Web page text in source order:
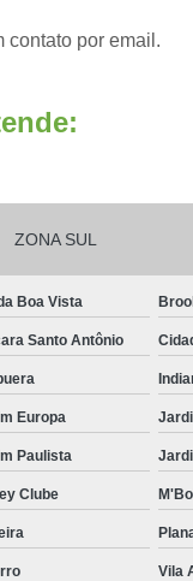
contato por email.
ZONA SUL
Boa Vista
Santo Antônio
Europa
Paulista
Clube
Vila